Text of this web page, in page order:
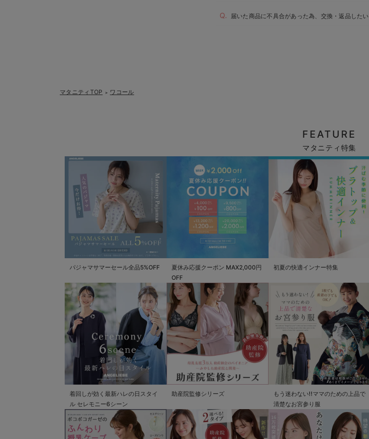
届いた商品に不具合があった為、交換・返品したい
マタニティTOP ＞ ワコール
FEATURE
マタニティ特集
パジャマサマーセール全品5%OFF
夏休み応援クーポン MAX2,000円
OFF
初夏の快適インナー特集
着回しが効く最新ハレの日スタイ
ル セレモニー6シーン
助産院監修シリーズ
もう迷わない!!ママのための上品で
清楚なお宮参り服